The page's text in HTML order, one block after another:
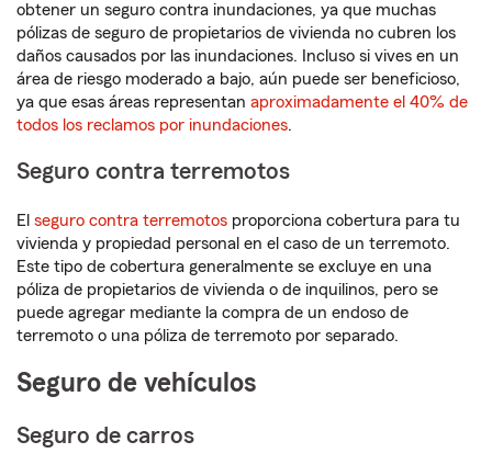
obtener un seguro contra inundaciones, ya que muchas
pólizas de seguro de propietarios de vivienda no cubren los
daños causados por las inundaciones. Incluso si vives en un
área de riesgo moderado a bajo, aún puede ser beneficioso,
ya que esas áreas representan aproximadamente el 40% de
todos los reclamos por inundaciones.
Seguro contra terremotos
El seguro contra terremotos proporciona cobertura para tu
vivienda y propiedad personal en el caso de un terremoto.
Este tipo de cobertura generalmente se excluye en una
póliza de propietarios de vivienda o de inquilinos, pero se
puede agregar mediante la compra de un endoso de
terremoto o una póliza de terremoto por separado.
Seguro de vehículos
Seguro de carros